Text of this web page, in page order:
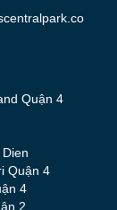
Quận 4
Quận 4
4
2